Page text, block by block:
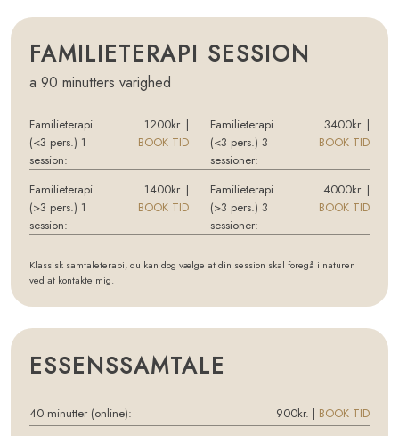
FAMILIE​TERAPI SESSION
a 90 minutters varighed​
Familieterapi
(<3 pers.) 1
session:
1200kr.​​ |
BOOK TID
Familieterapi
(<3 pers.) 3
sessioner:
3400kr. |
BOOK TID
Familieterapi
(>3 pers.) 1
session:
1400kr.​​ |
BOOK TID
Familieterapi
(>3 pers.) 3
sessioner:
4000kr. |
BOOK TID
Klassisk samtaleterapi, du kan dog vælge at din session skal foregå i naturen
ved at kontakte mig.​​
ESSENSSAMTALE
40 minutter (online): 900kr. | BOOK TID